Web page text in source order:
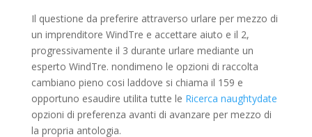
Il questione da preferire attraverso urlare per mezzo di
un imprenditore WindTre e accettare aiuto e il 2,
progressivamente il 3 durante urlare mediante un
esperto WindTre. nondimeno le opzioni di raccolta
cambiano pieno cosi laddove si chiama il 159 e
opportuno esaudire utilita tutte le Ricerca naughtydate
opzioni di preferenza avanti di avanzare per mezzo di
la propria antologia.